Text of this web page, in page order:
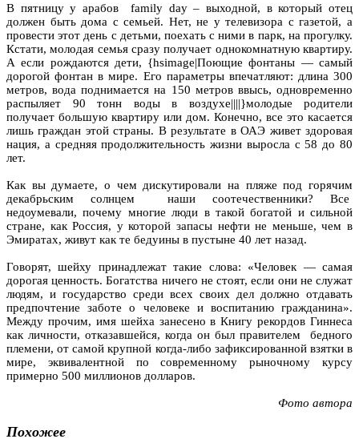
В пятницу у арабов family day – выходной, в который отец
должен быть дома с семьей. Нет, не у телевизора с газетой, а
провести этот день с детьми, поехать с ними в парк, на прогулку.
Кстати, молодая семья сразу получает однокомнатную квартиру.
А если рождаются дети, {hsimage|Поющие фонтаны — самый
дорогой фонтан в мире. Его параметры впечатляют: длина 300
метров, вода поднимается на 150 метров ввысь, одновременно
распыляет 90 тонн воды в воздухе||||}молодые родители
получает большую квартиру или дом. Конечно, все это касается
лишь граждан этой страны. В результате в ОАЭ живет здоровая
нация, а средняя продолжительность жизни выросла с 58 до 80
лет.
Как вы думаете, о чем дискутировали на пляже под горячим
декабрьским солнцем наши соотечественники? Все
недоумевали, почему многие люди в такой богатой и сильной
стране, как Россия, у которой запасы нефти не меньше, чем в
Эмиратах, живут как те бедуины в пустыне 40 лет назад.
Говорят, шейху принадлежат такие слова: «Человек — самая
дорогая ценность. Богатства ничего не стоят, если они не служат
людям, и государство среди всех своих дел должно отдавать
предпочтение заботе о человеке и воспитанию гражданина».
Между прочим, имя шейха занесено в Книгу рекордов Гиннеса
как личности, отказавшейся, когда он был правителем бедного
племени, от самой крупной когда-либо зафиксированной взятки в
мире, эквивалентной по современному рыночному курсу
примерно 500 миллионов долларов.
Фото автора
Похожее